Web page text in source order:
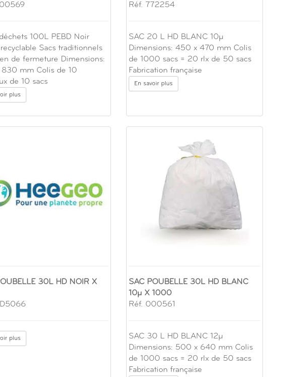
100L PEBD Noir
Sacs traditionnels
de fermeture Dimensions:
mm Colis de 10
de 10 sacs
plus
Réf. 772254
SAC 20 L HD BLANC 10µ
Dimensions: 450 x 470 mm Colis
de 1000 sacs = 20 rlx de 50 sacs
Fabrication française
En savoir plus
30L HD NOIR X
plus
SAC POUBELLE 30L HD BLANC
10µ X 1000
Réf. 000561
SAC 30 L HD BLANC 12µ
Dimensions: 500 x 640 mm Colis
de 1000 sacs = 20 rlx de 50 sacs
Fabrication française